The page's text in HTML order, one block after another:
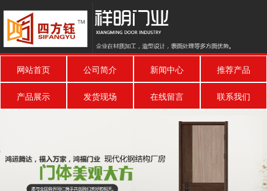
网站首页 公司简介 新闻中心 推荐产品
产品展示 发货现场 在线留言 联系我们